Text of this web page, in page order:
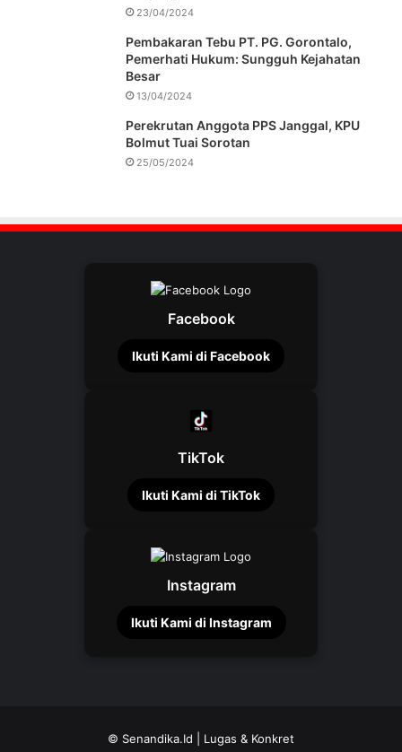
23/04/2024
Pembakaran Tebu PT. PG. Gorontalo,
Pemerhati Hukum: Sungguh Kejahatan
Besar
13/04/2024
Perekrutan Anggota PPS Janggal, KPU
Bolmut Tuai Sorotan
25/05/2024
Facebook
Ikuti Kami di Facebook
TikTok
Ikuti Kami di TikTok
Instagram
Ikuti Kami di Instagram
© Senandika.Id | Lugas & Konkret